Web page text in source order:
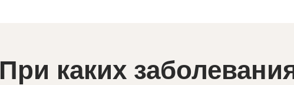
При каких